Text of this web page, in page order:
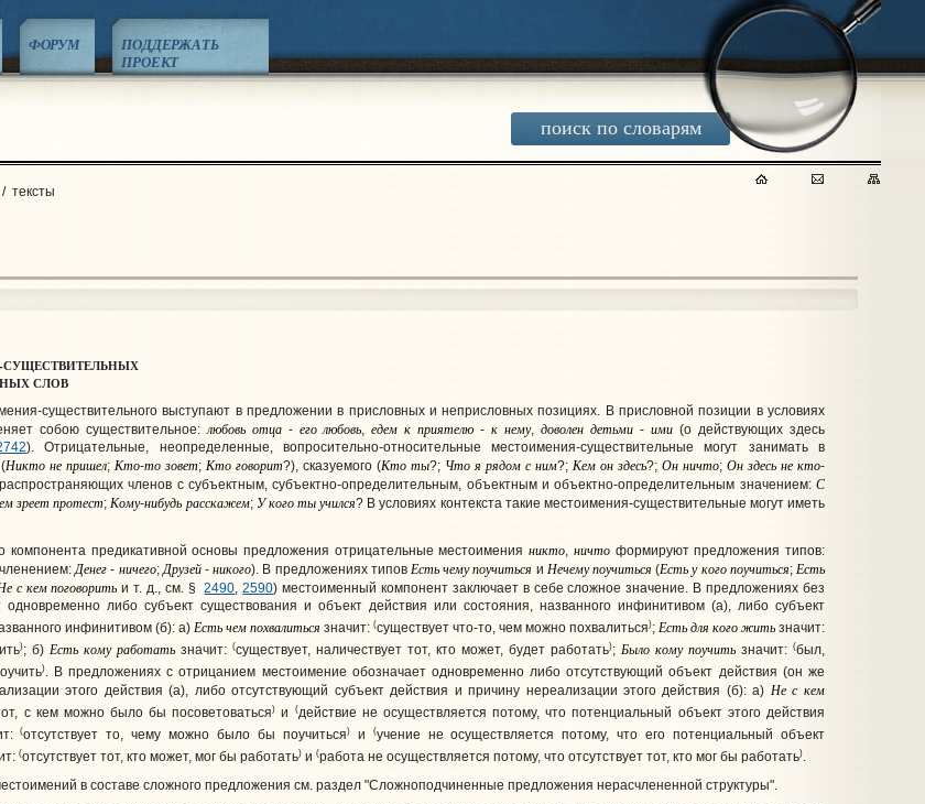
поиск по словарям
ФОРУМ
ПОДДЕРЖАТЬ
ПРОЕКТ
тексты
СЛОВ
существительного выступают в предложении в присловных и неприсловных позициях. В присловной позиции в условиях
собою существительное:любовь отца- его любовь,едем к приятелю -к нему,доволен детьми -ими (о действующих здесь
). Отрицательные, неопределенные, вопросительно-относительные местоимения-существительные могут занимать в
Никто не пришел; Кто-то зовет; Кто говорит?), сказуемого (Кто ты?; Что я рядом с ним?; Кем он здесь?; Он ничто; Он здесь не кто-
членов с субъектным, субъектно-определительным, объектным и объектно-определительным значением: С
зреет протест;Кому-нибудь расскажем; У коготыучился? В условиях контекста такие местоимения-существительные могут иметь
компонента предикативной основы предложения отрицательные местоименияникто, ничтоформируют предложения типов:
Денег - ничего;Друзей-никого). В предложениях типов Есть чему поучиться и Нечему поучиться (Есть у кого поучиться; Есть
с кем поговорить и т. д., см. §2490,2590) местоименный компонент заключает в себе сложное значение. В предложениях без
либо субъект существования и объект действия или состояния, названного инфинитивом (а), либо субъект
инфинитивом (б): а) Естьчемпохвалиться значит: (существует что-то, чем можно похвалиться); Естьдля когожитьзначит:
); б) Есть кому работатьзначит: (существует, наличествует тот, кто может, будет работать); Было кому поучитьзначит: (был,
). В предложениях с отрицанием местоимение обозначает одновременно либо отсутствующий объект действия (он же
этого действия (а), либо отсутствующий субъект действия и причину нереализации этого действия (б): а) Не с кем
с кем можно было бы посоветоваться) и (действие не осуществляется потому, что потенциальный объект этого действия
(отсутствует то, чему можно было бы поучиться)и (учение не осуществляется потому, что его потенциальный объект
(отсутствует тот, кто может, мог бы работать)и (работа не осуществляется потому, что отсутствует тот, кто мог бы работать).
в составе сложного предложения см. раздел "Сложноподчиненные предложения нерасчлененной структуры".